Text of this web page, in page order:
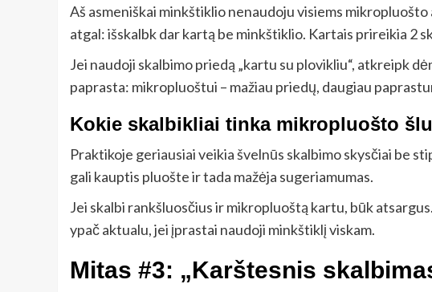
Aš asmeniškai minkštiklio nenaudoju visiems
atgal: išskalbk dar kartą be minkštiklio. Kartais prireikia 2
Jei naudoji skalbimo priedą „kartu su plovikliu“, atkreipk
paprasta: mikropluoštui – mažiau priedų, daugiau
Kokie skalbikliai tinka mikropluošto
Praktikoje geriausiai veikia švelnūs skalbimo skysčiai be
gali kauptis pluošte ir tada mažėja sugeriamumas.
Jei skalbi rankšluosčius ir mikropluoštą kartu, būk
ypač aktualu, jei įprastai naudoji minkštiklį viskam.
Mitas #3: „Karštesnis